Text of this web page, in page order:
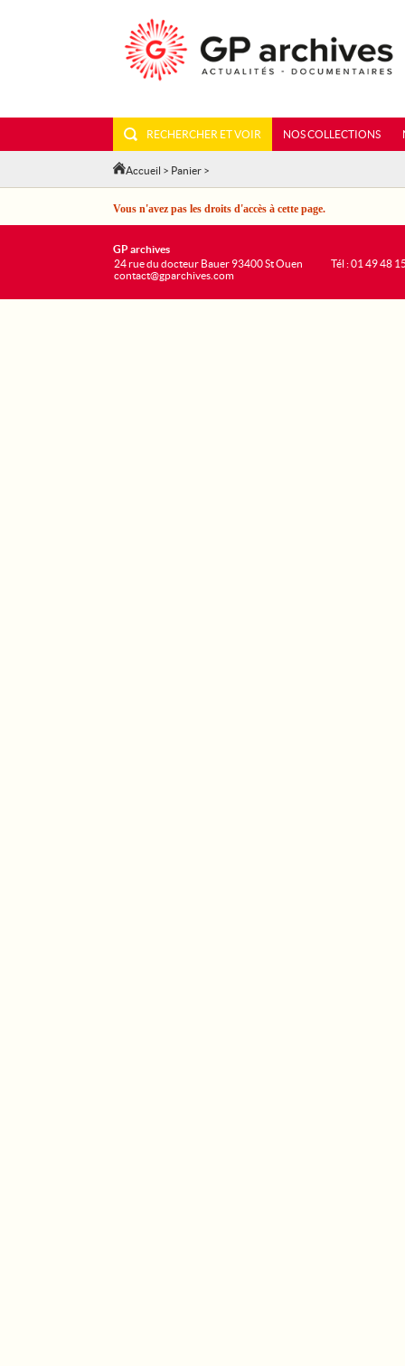
RECHERCHER ET VOIR NOS COLLECTIONS
Accueil > Panier >
Vous n'avez pas les droits d'accès à cette page.
GP archives
24 rue du docteur Bauer 93400 St Ouen
contact@gparchives.com
Tél : 01 49 48